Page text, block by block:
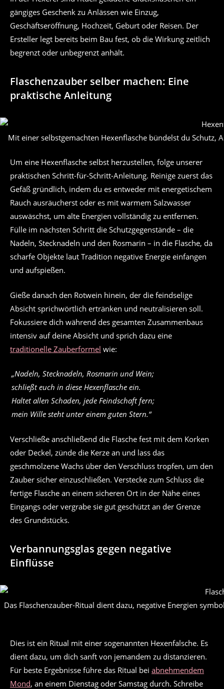
gängiges Geschenk zu Anlässen wie Einzug,
Geschäftseröffnung, Hochzeit, Geburt oder Reisen. Der
Ersteller legt bereits beim Bau fest, ob die Wirkung zeitlich
begrenzt oder unbegrenzt anhält.
Flaschenzauber selber machen: Eine
praktische Anleitung
Mit einer selbstgemachten Hexenflasche bündelst du Schutz,
Um eine Hexenflasche selbst herzustellen, folge unserer
praktischen Schritt-für-Schritt-Anleitung. Reinige zuerst das
Gefäß gründlich, indem du es entweder mit energetischem
Rauch ausräucherst oder es mit warmem Salzwasser
auswäschst, um alte Energien vollständig zu entfernen.
Fülle im nächsten Schritt die Schutzgegenstände – die
Nadeln, Stecknadeln und den Rosmarin – in die Flasche, da
scharfe Objekte laut Tradition negative Energie einfangen
und aufspießen.
Gieße danach den Rotwein hinein, der die feindselige
Absicht sprichwörtlich ertränken und neutralisieren soll.
Fokussiere dich während des gesamten Zusammenbaus
intensiv auf deine Absicht und sprich dazu eine
traditionelle Zauberformel wie:
„Nadeln, Stecknadeln, Rosmarin und Wein;
schließt euch in diese Hexenflasche ein.
Haltet allen Schaden, jede Feindschaft fern;
mein Wille steht unter einem guten Stern.“
Verschließe anschließend die Flasche fest mit dem Korken
oder Deckel, zünde die Kerze an und lass das
geschmolzene Wachs über den Verschluss tropfen, um den
Zauber sicher einzuschließen. Verstecke zum Schluss die
fertige Flasche an einem sicheren Ort in der Nähe eines
Eingangs oder vergrabe sie gut geschützt an der Grenze
des Grundstücks.
Verbannungsglas gegen negative
Einflüsse
Das Flaschenzauber-Ritual dient dazu, negative Energien
Dies ist ein Ritual mit einer sogenannten Hexenfalsche. Es
dient dazu, um dich sanft von jemandem zu distanzieren.
Für beste Ergebnisse führe das Ritual bei abnehmendem
Mond, an einem Dienstag oder Samstag durch. Schreibe